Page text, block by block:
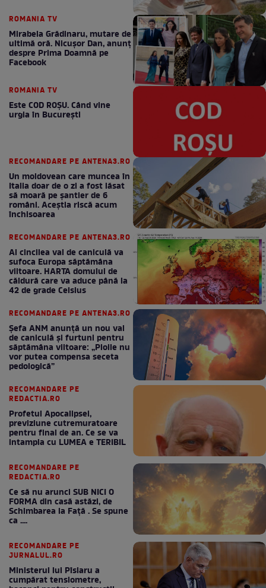
ROMANIA TV
Mirabela Grădinaru, mutare de
ultimă oră. Nicuşor Dan, anunţ
despre Prima Doamnă pe
Facebook
ROMANIA TV
Este COD ROŞU. Când vine
urgia în Bucureşti
RECOMANDARE PE ANTENA3.RO
Un moldovean care muncea în
Italia doar de o zi a fost lăsat
să moară pe şantier de 6
români. Aceștia riscă acum
închisoarea
RECOMANDARE PE ANTENA3.RO
Al cincilea val de caniculă va
sufoca Europa săptămâna
viitoare. HARTA domului de
căldură care va aduce până la
42 de grade Celsius
RECOMANDARE PE ANTENA3.RO
Șefa ANM anunță un nou val
de caniculă și furtuni pentru
săptămâna viitoare: „Ploile nu
vor putea compensa seceta
pedologică”
RECOMANDARE PE
REDACTIA.RO
Profetul Apocalipsei,
previziune cutremuratoare
pentru final de an. Ce se va
intampla cu LUMEA e TERIBIL
RECOMANDARE PE
REDACTIA.RO
Ce să nu arunci SUB NICI O
FORMA din casă astăzi, de
Schimbarea la Față . Se spune
ca ....
RECOMANDARE PE
JURNALUL.RO
Ministerul lui Pîslaru a
cumpărat tensiometre,